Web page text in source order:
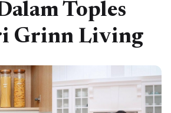
Toples
Grinn Living